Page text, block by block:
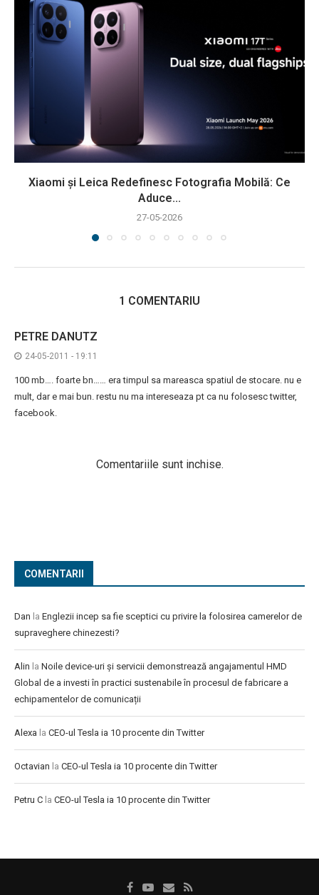
Xiaomi și Leica Redefinesc Fotografia Mobilă: Ce
Aduce...
27-05-2026
1 COMENTARIU
PETRE DANUTZ
24-05-2011 - 19:11
100 mb…. foarte bn…… era timpul sa mareasca spatiul de stocare. nu e
mult, dar e mai bun. restu nu ma intereseaza pt ca nu folosesc twitter,
facebook.
Comentariile sunt inchise.
COMENTARII
Dan la Englezii incep sa fie sceptici cu privire la folosirea camerelor de
supraveghere chinezesti?
Alin la Noile device-uri și servicii demonstrează angajamentul HMD
Global de a investi în practici sustenabile în procesul de fabricare a
echipamentelor de comunicații
Alexa la CEO-ul Tesla ia 10 procente din Twitter
Octavian la CEO-ul Tesla ia 10 procente din Twitter
Petru C la CEO-ul Tesla ia 10 procente din Twitter